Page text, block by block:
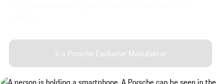
Ir a Porsche Exclusive Manufaktur